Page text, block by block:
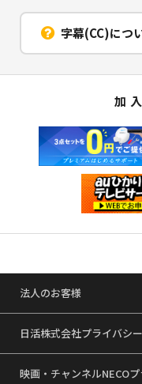
字幕(CC)につ
加
法人のお客様
日活株式会社プライバシ
映画・チャンネルNECO